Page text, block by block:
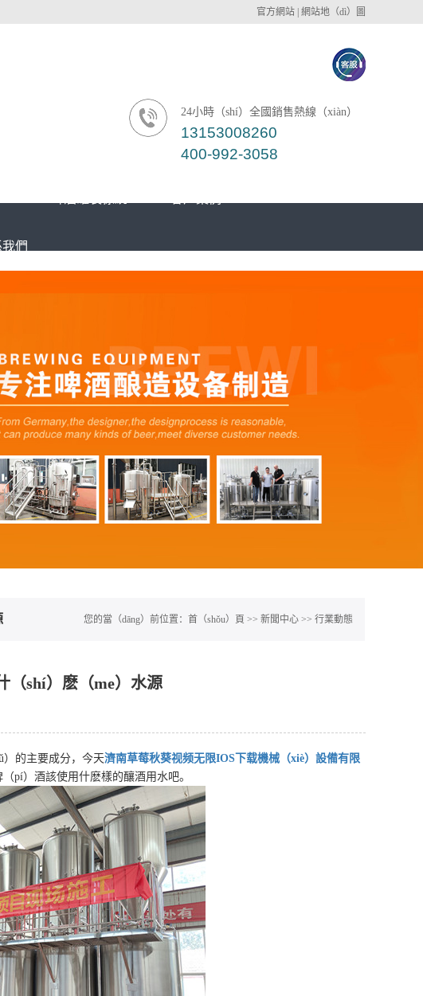
官方網站 網站地（dì）圖
24小時（shí）全國銷售熱線（xiàn）
13153008260
400-992-3058
們
您的當（dāng）前位置： 首（shǒu）頁 >> 新聞中心 >> 行業動態
（shí）麽（me）水源
的主要成分，今天濟南草莓秋葵视频无限IOS下载機械（xiè）設備有限
pí）酒該使用什麽樣的釀酒用水吧。